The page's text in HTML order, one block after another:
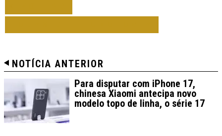
NOTÍCIA ANTERIOR
Para disputar com iPhone 17,
chinesa Xiaomi antecipa novo
modelo topo de linha, o série 17